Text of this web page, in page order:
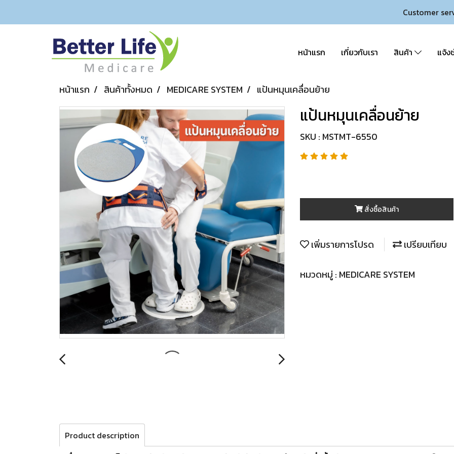
Customer
หน้าแรก เกี่ยวกับเรา สินค้า แจ้ง
หน้าแรก สินค้าทั้งหมด MEDICARE SYSTEM แป้นหมุนเคลื่อนย้าย
แป้นหมุนเคลื่อนย้าย
SKU : MSTMT-6550
สั่งซื้อสินค้า
เพิ่มรายการโปรด เปรียบเทียบ
หมวดหมู่ : MEDICARE SYSTEM
Product description